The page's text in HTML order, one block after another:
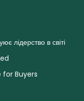
лідерство в світі
Buyers